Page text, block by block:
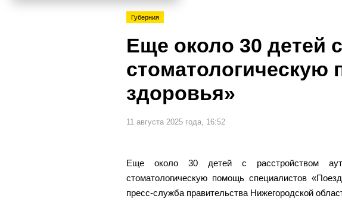
Губерния
Еще около 30 детей
здоровья»
11 августа 2025 года, 16:52
Еще около 30 детей с расстройством
стоматологическую помощь специалистов
пресс-служба правительства Нижегородской